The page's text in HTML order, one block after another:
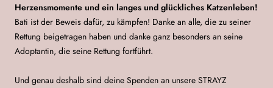
Herzensmomente und ein langes und glückliches Katzenleben!
Bati ist der Beweis dafür, zu kämpfen! Danke an alle, die zu seiner
Rettung beigetragen haben und danke ganz besonders an seine
Adoptantin, die seine Rettung fortführt.
Und genau deshalb sind deine Spenden an unsere STRAYZ